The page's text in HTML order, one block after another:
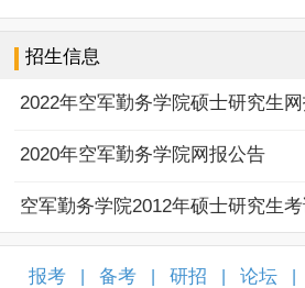
招生信息
2022年空军勤务学院硕士研究生
2020年空军勤务学院网报公告
空军勤务学院2012年硕士研究生
报考 备考 研招 论坛